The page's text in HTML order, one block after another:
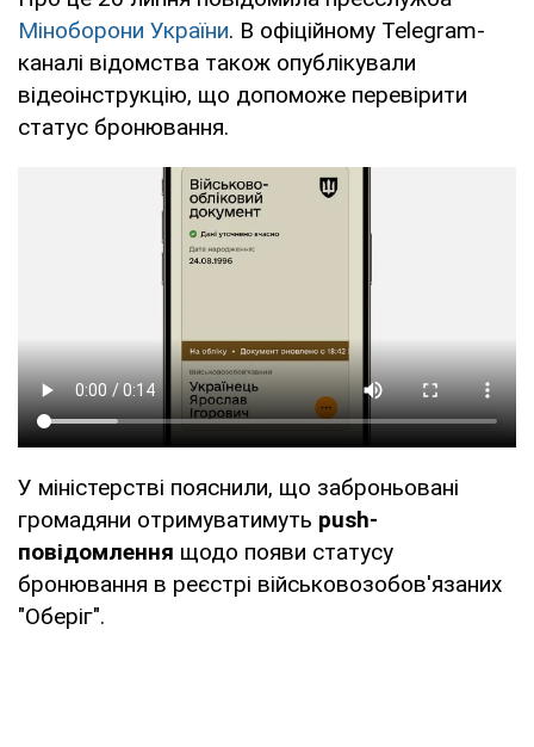
Міноборони України. В офіційному Telegram-
каналі відомства також опублікували
відеоінструкцію, що допоможе перевірити
статус бронювання.
У міністерстві пояснили, що заброньовані
громадяни отримуватимуть push-
повідомлення щодо появи статусу
бронювання в реєстрі військовозобов'язаних
"Оберіг".